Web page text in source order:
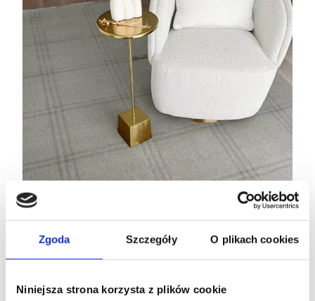
Zgoda Szczegóły O plikach cookies
Niniejsza strona korzysta z plików cookie